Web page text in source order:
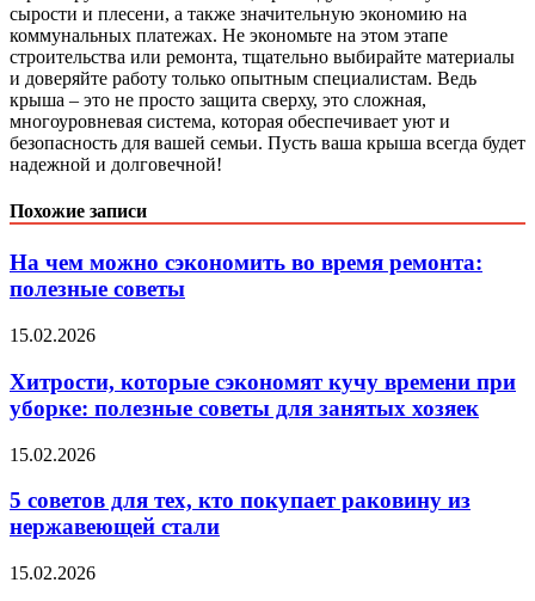
сырости и плесени, а также значительную экономию на
коммунальных платежах. Не экономьте на этом этапе
строительства или ремонта, тщательно выбирайте материалы
и доверяйте работу только опытным специалистам. Ведь
крыша – это не просто защита сверху, это сложная,
многоуровневая система, которая обеспечивает уют и
безопасность для вашей семьи. Пусть ваша крыша всегда будет
надежной и долговечной!
Похожие записи
На чем можно сэкономить во время ремонта:
полезные советы
15.02.2026
Хитрости, которые сэкономят кучу времени при
уборке: полезные советы для занятых хозяек
15.02.2026
5 советов для тех, кто покупает раковину из
нержавеющей стали
15.02.2026